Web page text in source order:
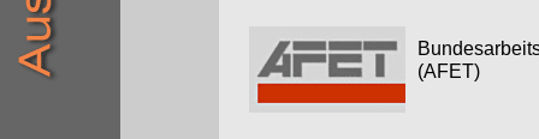
(AFET)